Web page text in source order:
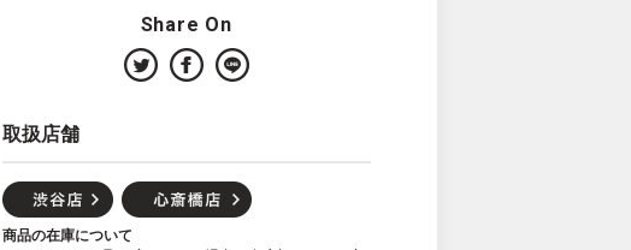
Share On
取扱店舗
商品の在庫について